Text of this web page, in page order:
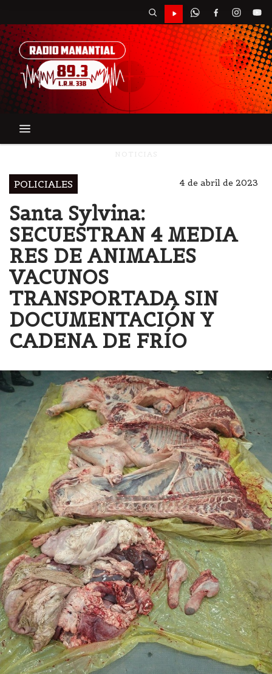
POLICIALES 4 de abril de 2023
Santa Sylvina:
SECUESTRAN 4 MEDIA
RES DE ANIMALES
VACUNOS
TRANSPORTADA SIN
DOCUMENTACIÓN Y
CADENA DE FRÍO